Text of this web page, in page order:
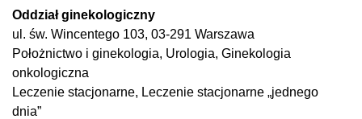
Oddział ginekologiczny
ul. św. Wincentego 103, 03-291 Warszawa
Położnictwo i ginekologia, Urologia, Ginekologia
onkologiczna
Leczenie stacjonarne, Leczenie stacjonarne „jednego
dnia”